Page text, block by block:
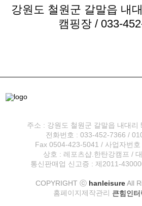
강원도 철원군 갈말읍 내
캠핑장 / 033-
주소 : 강원도 철원군 갈말읍 내대리
전화번호 : 033-452-7366 /
Fax 0504-423-5041 / 사업자번
상호 : 레포츠샵.한탄강캠프 /
통신판매업 신고증 : 제2011-
COPYRIGHT ⓒ hanleisureAll
홈페이지제작관리 큰힘인